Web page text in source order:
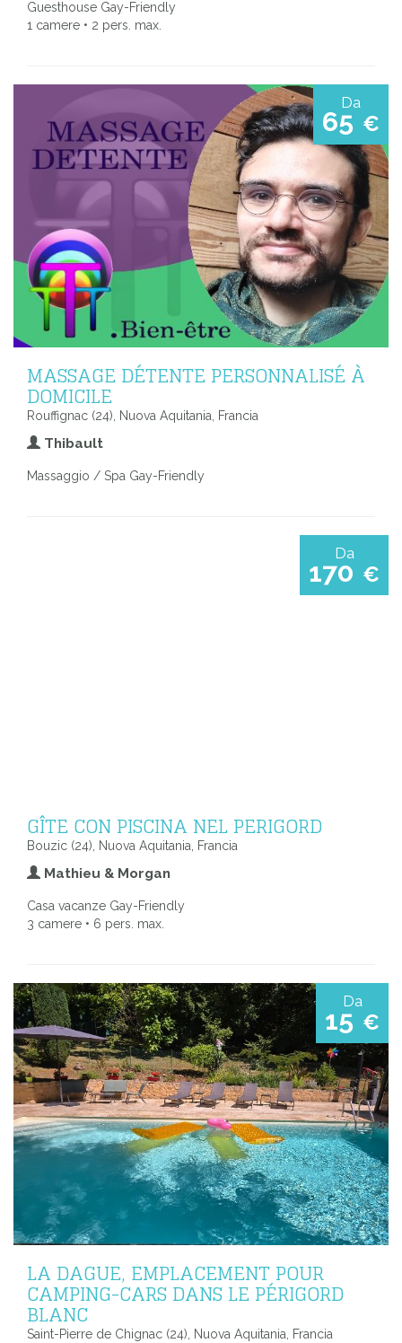
Guesthouse Gay-Friendly
1 camere • 2 pers. max.
Da
65 €
MASSAGE DÉTENTE PERSONNALISÉ À
DOMICILE
Rouffignac (24), Nuova Aquitania, Francia
Thibault
Massaggio / Spa Gay-Friendly
Da
170 €
GÎTE CON PISCINA NEL PERIGORD
Bouzic (24), Nuova Aquitania, Francia
Mathieu & Morgan
Casa vacanze Gay-Friendly
3 camere • 6 pers. max.
Da
15 €
LA DAGUE, EMPLACEMENT POUR
CAMPING-CARS DANS LE PÉRIGORD
BLANC
Saint-Pierre de Chignac (24), Nuova Aquitania, Francia